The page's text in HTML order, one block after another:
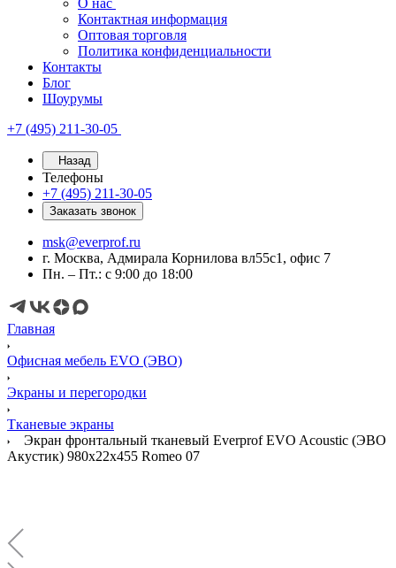
О нас
Контактная информация
Оптовая торговля
Политика конфиденциальности
Контакты
Блог
Шоурумы
+7 (495) 211-30-05
Назад
Телефоны
+7 (495) 211-30-05
Заказать звонок
msk@everprof.ru
г. Москва, Адмирала Корнилова вл55с1, офис 7
Пн. – Пт.: с 9:00 до 18:00
Главная
Офисная мебель EVO (ЭВО)
Экраны и перегородки
Тканевые экраны
Экран фронтальный тканевый Everprof EVO Acoustic (ЭВО
Акустик) 980х22x455 Romeo 07